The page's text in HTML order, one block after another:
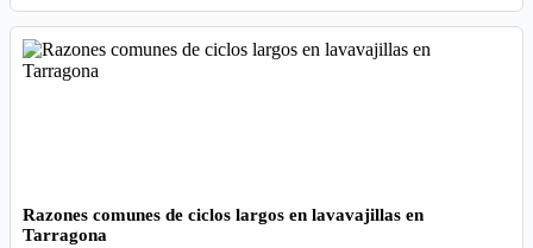
Razones comunes de ciclos largos en lavavajillas en
Tarragona